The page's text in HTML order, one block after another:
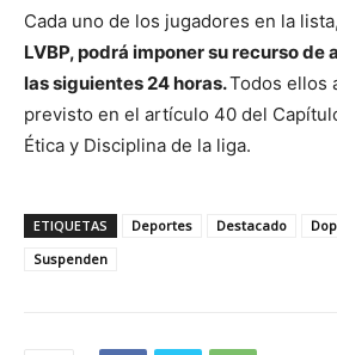
Cada uno de los jugadores en la lista,
LVBP, podrá imponer su recurso de
las siguientes 24 horas.Todos ellos
previsto en el artículo 40 del
Ética y Disciplina de la liga.
ETIQUETAS Deportes Destacado
Suspenden